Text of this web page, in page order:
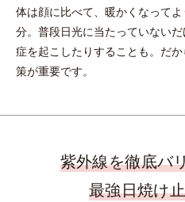
体は顔に比べて、暖かくなって
分。 普段日光に当たっていない
症を起こしたりすることも。 だ
策が重要です。
紫外線を徹底バ
最強日焼け